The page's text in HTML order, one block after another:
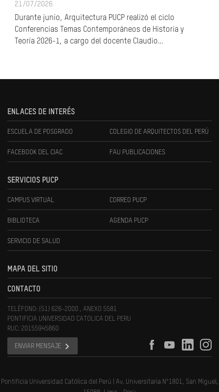
21/07/2026
Durante junio, Arquitectura PUCP realizó el ciclo
Conferencias Temas Contemporáneos de Historia y
Teoría 2026-1, a cargo del docente Claudio…
ENLACES DE INTERÉS
ESCUELA DE POSGRADO COLEGIO DE ARQUITECTOS DEL PERÚ
FACEBOOK DEL CIAC FAU PUBLICACIONES
SERVICIOS PUCP
CAMPUS VIRTUAL CORREO PUCP
BIBLIOTECA AGENDA PUCP
SERVICIO DE SALUD
MAPA DEL SITIO
CONTACTO
TELÉFONO: (51) 626-2000 , ANEXO 5581
PONTIFICIA UNIVERSIDAD CATOLICA DEL PERU
RUC: 20155945860
ENVIAR MENSAJE
Pontificia Universidad Católica del Perú | Av. Universitaria N°1801, San Miguel,